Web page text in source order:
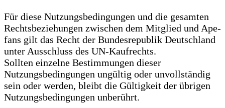
Für diese Nutzungsbedingungen und die gesamten
Rechtsbeziehungen zwischen dem Mitglied und Ape-
fans gilt das Recht der Bundesrepublik Deutschland
unter Ausschluss des UN-Kaufrechts.
Sollten einzelne Bestimmungen dieser
Nutzungsbedingungen ungültig oder unvollständig
sein oder werden, bleibt die Gültigkeit der übrigen
Nutzungsbedingungen unberührt.